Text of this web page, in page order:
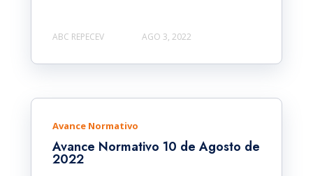
ABC REPECEV AGO 3, 2022
Avance Normativo
Avance Normativo 10 de Agosto de
2022